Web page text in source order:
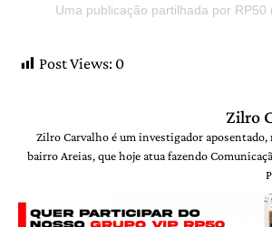
Uma publicação partilhada por RP50
Post Views: 0
Zilro
Zilro Carvalho é um investigador aposentado,
bairro Areias, que hoje atua fazendo